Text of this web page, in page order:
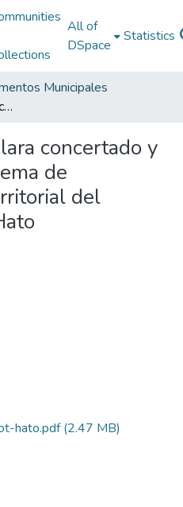
All of
DSpace
Statistics
Municipales
Por la cual se declara concertado y aprobado el Esquema de Ordenamiento Territorial del municipio del el Hato
concertado y
de
del
hato.pdf(2.47 MB)